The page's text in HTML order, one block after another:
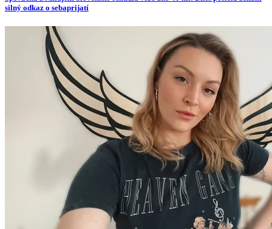
silný odkaz o sebaprijatí